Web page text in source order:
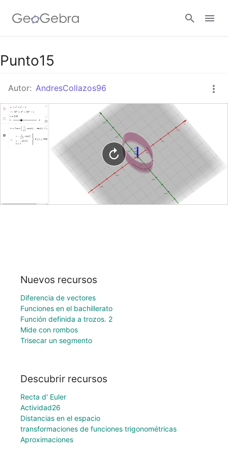
Google Classroom
GeoGebra Classroom
Abrir sesión
Punto15
Autor: AndresCollazos96
Nuevos recursos
Diferencia de vectores
Funciones en el bachillerato
Función definida a trozos. 2
Mide con rombos
Trisecar un segmento
Descubrir recursos
Recta d' Euler
Actividad26
Distancias en el espacio
transformaciones de funciones trigonométricas
Aproximaciones